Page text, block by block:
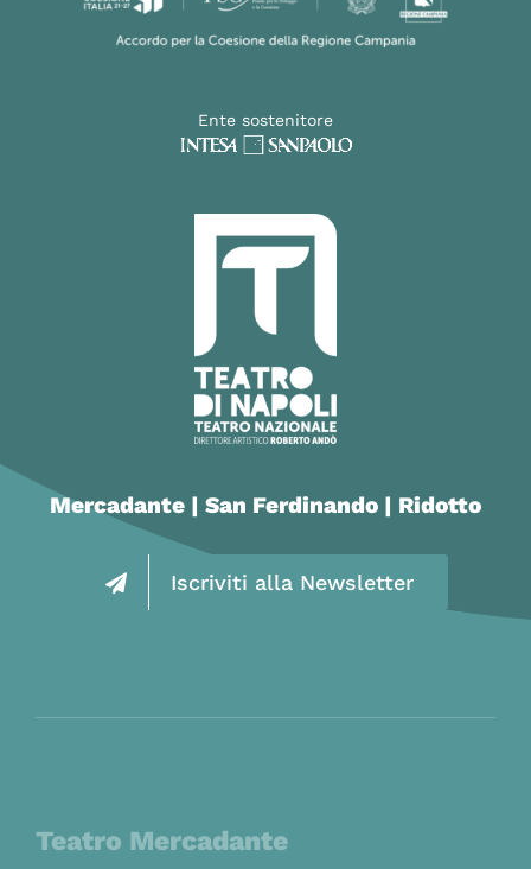
Ente sostenitore
Mercadante | San Ferdinando | Ridotto
Iscriviti alla Newsletter
Teatro Mercadante